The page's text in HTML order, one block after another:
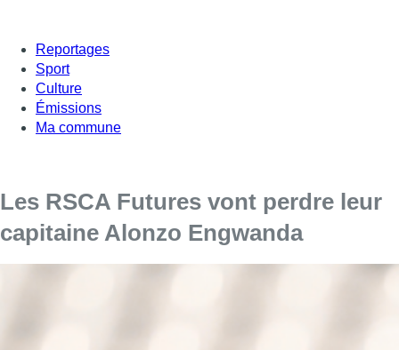
Reportages
Sport
Culture
Émissions
Ma commune
Les RSCA Futures vont perdre leur
capitaine Alonzo Engwanda